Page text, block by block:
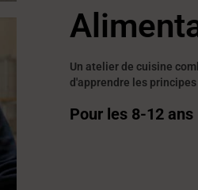
Un atelier de cuisine
d'apprendre les
Pour les 8-12 ans